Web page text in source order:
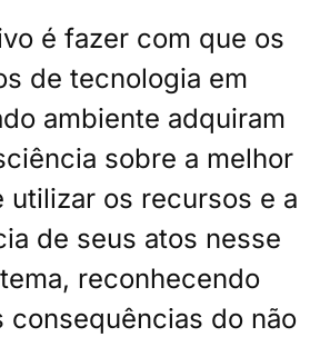
é fazer com que os
de tecnologia em
ambiente adquiram
sobre a melhor
utilizar os recursos e a
de seus atos nesse
reconhecendo
consequências do não